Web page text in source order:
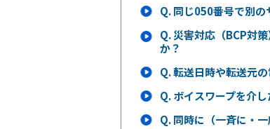
Q.同じ050番号で別の
Q.災害対応（BCP対
か？
Q.転送日時や転送元
Q.ボイスワープを介
Q.同時に（一斉に・